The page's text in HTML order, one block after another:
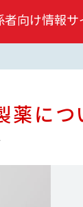
者向け情報サ
薬につ